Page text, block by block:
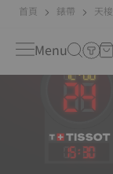
首頁 錶帶 天
Menu
15: 30